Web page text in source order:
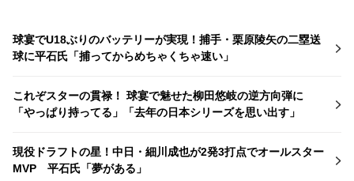
球宴でU18ぶりのバッテリーが実現！捕手・栗原陵矢の二塁送
球に平石氏「捕ってからめちゃくちゃ速い」
これぞスターの貫禄！ 球宴で魅せた柳田悠岐の逆方向弾に
「やっぱり持ってる」「去年の日本シリーズを思い出す」
現役ドラフトの星！中日・細川成也が2発3打点でオールスター
MVP 平石氏「夢がある」